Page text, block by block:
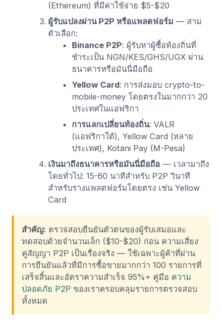
(Ethereum) ที่มีค่าใช้จ่าย $5-$20
ผู้รับแปลงผ่าน P2P หรือแพลตฟอร์ม — สาม
ตัวเลือก:
Binance P2P: ผู้รับหาผู้ซื้อท้องถิ่นที่
ชำระเป็น NGN/KES/GHS/UGX ผ่าน
ธนาคารหรือมันนี่มือถือ
Yellow Card: การส่งมอบ crypto-to-
mobile-money โดยตรงในมากกว่า 20
ประเทศในแอฟริกา
การแลกเปลี่ยนท้องถิ่น: VALR
(แอฟริกาใต้), Yellow Card (หลาย
ประเทศ), Kotani Pay (M-Pesa)
เงินมาถึงธนาคารหรือมันนี่มือถือ — เวลามาถึง
โดยทั่วไป: 15-60 นาทีสำหรับ P2P วินาที
สำหรับรางแพลตฟอร์มโดยตรง เช่น Yellow
Card
สำคัญ: ตรวจสอบยืนยันตัวตนของผู้รับเสมอและ
ทดสอบด้วยจำนวนเล็ก ($10-$20) ก่อน ความเสี่ยง
คู่สัญญา P2P เป็นเรื่องจริง — ใช้เฉพาะผู้ค้าที่ผ่าน
การยืนยันแล้วที่มีการซื้อขายมากกว่า 100 รายการที่
เสร็จสิ้นและอัตราความสำเร็จ 95%+ คู่มือ ความ
ปลอดภัย P2P ของเราครอบคลุมรายการตรวจสอบ
ทั้งหมด